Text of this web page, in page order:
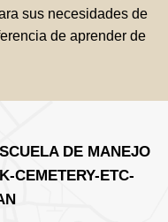
sus necesidades de
de aprender de
DE MANEJO
CEMETERY-ETC-